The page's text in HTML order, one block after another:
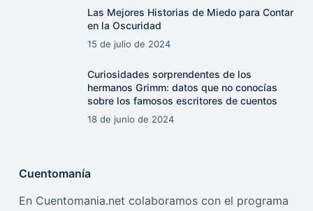
Las Mejores Historias de Miedo para Contar
en la Oscuridad
15 de julio de 2024
Curiosidades sorprendentes de los
hermanos Grimm: datos que no conocías
sobre los famosos escritores de cuentos
18 de junio de 2024
Cuentomanía
En Cuentomania.net colaboramos con el programa